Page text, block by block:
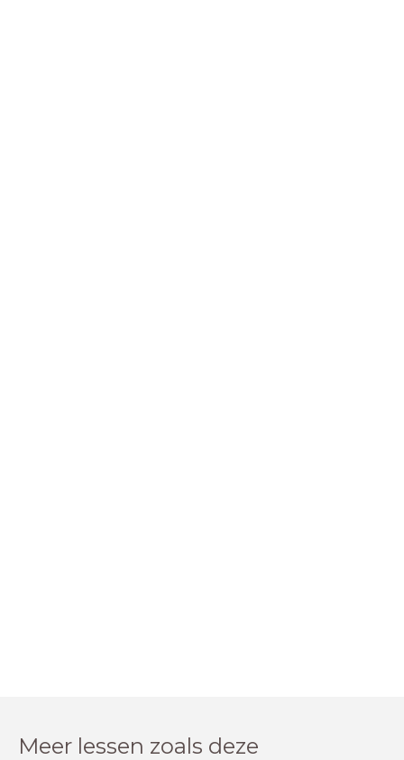
Meer lessen zoals deze